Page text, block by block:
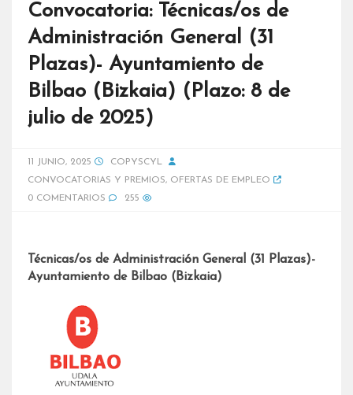
Convocatoria: Técnicas/os de
Administración General (31
Plazas)- Ayuntamiento de
Bilbao (Bizkaia) (Plazo: 8 de
julio de 2025)
11 JUNIO, 2025
COPYSCYL
CONVOCATORIAS Y PREMIOS, OFERTAS DE EMPLEO
0 COMENTARIOS
255
Técnicas/os de Administración General (31 Plazas)-
Ayuntamiento de Bilbao (Bizkaia)